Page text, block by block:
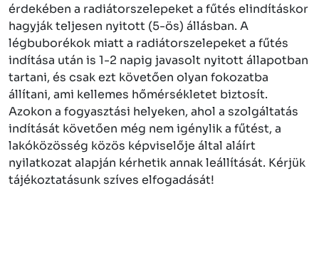
érdekében a radiátorszelepeket a fűtés elindításkor
hagyják teljesen nyitott (5-ös) állásban. A
légbuborékok miatt a radiátorszelepeket a fűtés
indítása után is 1-2 napig javasolt nyitott állapotban
tartani, és csak ezt követően olyan fokozatba
állítani, ami kellemes hőmérsékletet biztosít.
Azokon a fogyasztási helyeken, ahol a szolgáltatás
indítását követően még nem igénylik a fűtést, a
lakóközösség közös képviselője által aláírt
nyilatkozat alapján kérhetik annak leállítását. Kérjük
tájékoztatásunk szíves elfogadását!